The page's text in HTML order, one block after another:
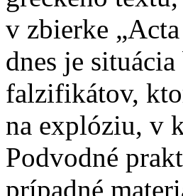
v zbierke
dnes je
falzifikátov,
na explóziu, v
Podvodné
prípadné